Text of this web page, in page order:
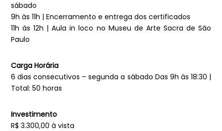
sábado
9h às 11h | Encerramento e entrega dos certificados
11h às 12h | Aula in loco no Museu de Arte Sacra de São
Paulo
Carga Horária
6 dias consecutivos – segunda a sábado Das 9h às 18:30 |
Total: 50 horas
Investimento
R$ 3.300,00 à vista